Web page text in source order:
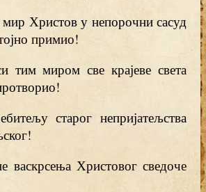
мир Христов у непорочни сасуд
примио!
тим миром све крајеве света
старог непријатељства
васкрсења Христовог сведоче